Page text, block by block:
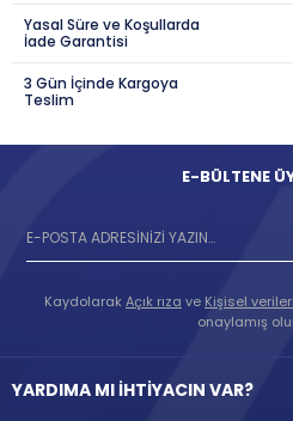
Yasal Süre ve Koşullarda
İade Garantisi
3 Gün İçinde Kargoya
Teslim
E-BÜLTENE
KaydolarakAçık rıza ve Kişisel
onaylamış
YARDIMA MI İHTİYACIN VAR?